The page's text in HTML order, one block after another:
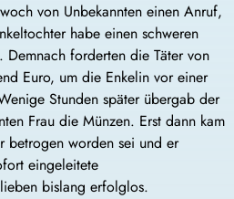
von Unbekannten einen Anruf,
habe einen schweren
Demnach forderten die Täter von
Euro, um die Enkelin vor einer
Stunden später übergab der
Frau die Münzen. Erst dann kam
betrogen worden sei und er
eingeleitete
bislang erfolglos.